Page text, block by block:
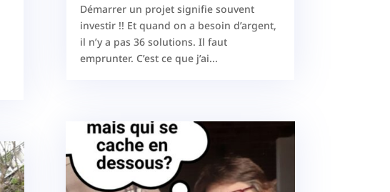
Démarrer un projet signifie souvent
investir !! Et quand on a besoin d’argent,
il n’y a pas 36 solutions. Il faut
emprunter. C’est ce que j’ai...